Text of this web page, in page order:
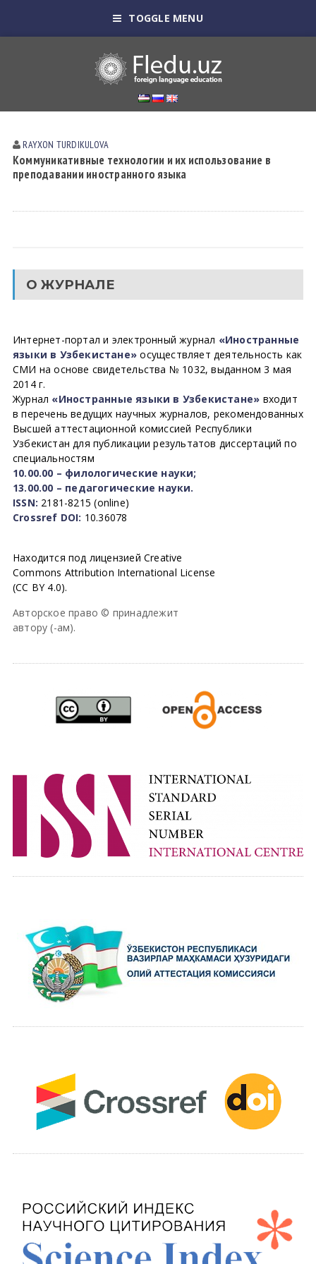
TOGGLE MENU
RAYXON TURDIKULOVА
Коммуникативные технологии и их использование в
преподавании иностранного языка
О ЖУРНАЛЕ
Интернет-портал и электронный журнал «Иностранные
языки в Узбекистане» осуществляет деятельность как
СМИ на основе свидетельства № 1032, выданном 3 мая
2014 г.
Журнал «Иностранные языки в Узбекистане» входит
в перечень ведущих научных журналов, рекомендованных
Высшей аттестационной комиссией Республики
Узбекистан для публикации результатов диссертаций по
специальностям
10.00.00 – филологические науки;
13.00.00 – педагогические науки.
ISSN: 2181-8215 (online)
Crossref DOI: 10.36078
Находится под лицензией Creative
Commons Attribution International License
(CC BY 4.0).
Авторское право © принадлежит
автору (-ам).